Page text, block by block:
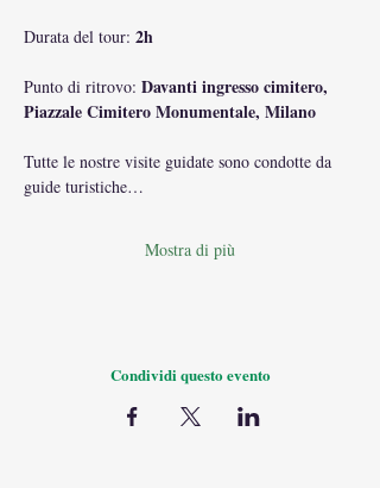
Durata del tour: 2h
Punto di ritrovo: Davanti ingresso cimitero,
Piazzale Cimitero Monumentale, Milano
Tutte le nostre visite guidate sono condotte da
guide turistiche…
Mostra di più
Condividi questo evento